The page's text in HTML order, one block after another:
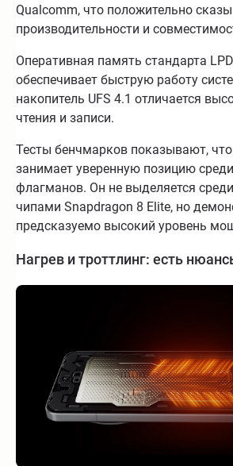
Qualcomm, что положительно
производительности и
Оперативная память стандарта
обеспечивает быструю работу
накопитель UFS 4.1 отличается
чтения и записи.
Тесты бенчмарков показывают, что
занимает уверенную позицию
флагманов. Он не выделяется
чипами Snapdragon 8 Elite, но
предсказуемо высокий уровень
Нагрев и троттлинг: есть